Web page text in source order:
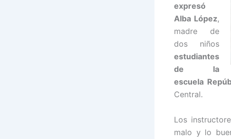
expresó
Alba López,
madre de
dos niños
estudiantes
de la
escuela
Central.
Los
malo y lo